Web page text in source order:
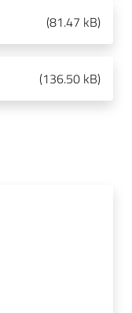
(81.47 kB)
(136.50 kB)